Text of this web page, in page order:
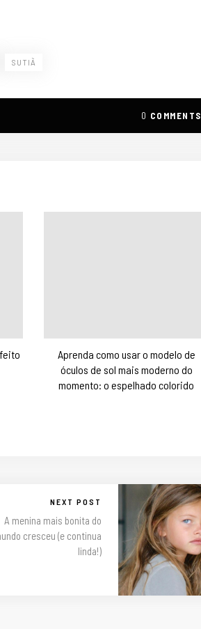
SUTIÃ
0 COMMENTS
Aprenda como usar o modelo de
óculos de sol mais moderno do
momento: o espelhado colorido
NEXT POST
A menina mais bonita do
cresceu (e continua
linda!)